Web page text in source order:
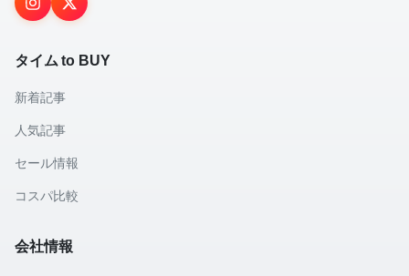
タイム to BUY
新着記事
人気記事
セール情報
コスパ比較
会社情報